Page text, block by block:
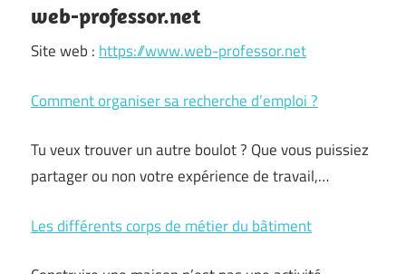
web-professor.net
Site web : https://www.web-professor.net
Comment organiser sa recherche d’emploi ?
Tu veux trouver un autre boulot ? Que vous puissiez
partager ou non votre expérience de travail,…
Les différents corps de métier du bâtiment